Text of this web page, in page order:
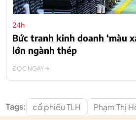
24h
Bức tranh kinh doanh ‘màu
lớn ngành thép
ĐỌC NGAY
Tags: cổ phiếu TLH Phạm Thị